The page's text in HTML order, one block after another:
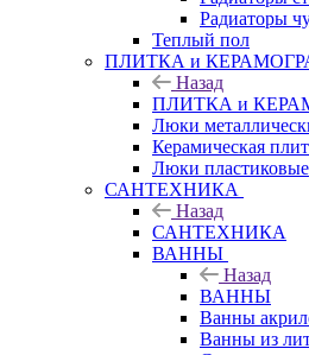
Радиаторы
Теплый пол
ПЛИТКА и
Назад
ПЛИТКА и
Люки
Керамическая
Люки пластиковые
САНТЕХНИКА
Назад
САНТЕХНИКА
ВАННЫ
Назад
ВАННЫ
Ванны
Ванны из